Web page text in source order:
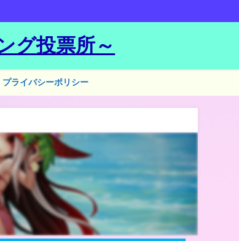
グ投票所～
プライバシーポリシー